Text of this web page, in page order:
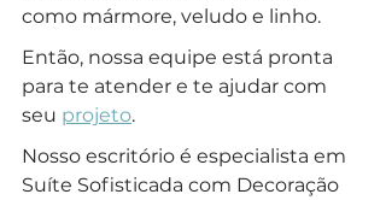
como mármore, veludo e linho.
Então, nossa equipe está pronta
para te atender e te ajudar com
seu projeto.
Nosso escritório é especialista em
Suíte Sofisticada com Decoração